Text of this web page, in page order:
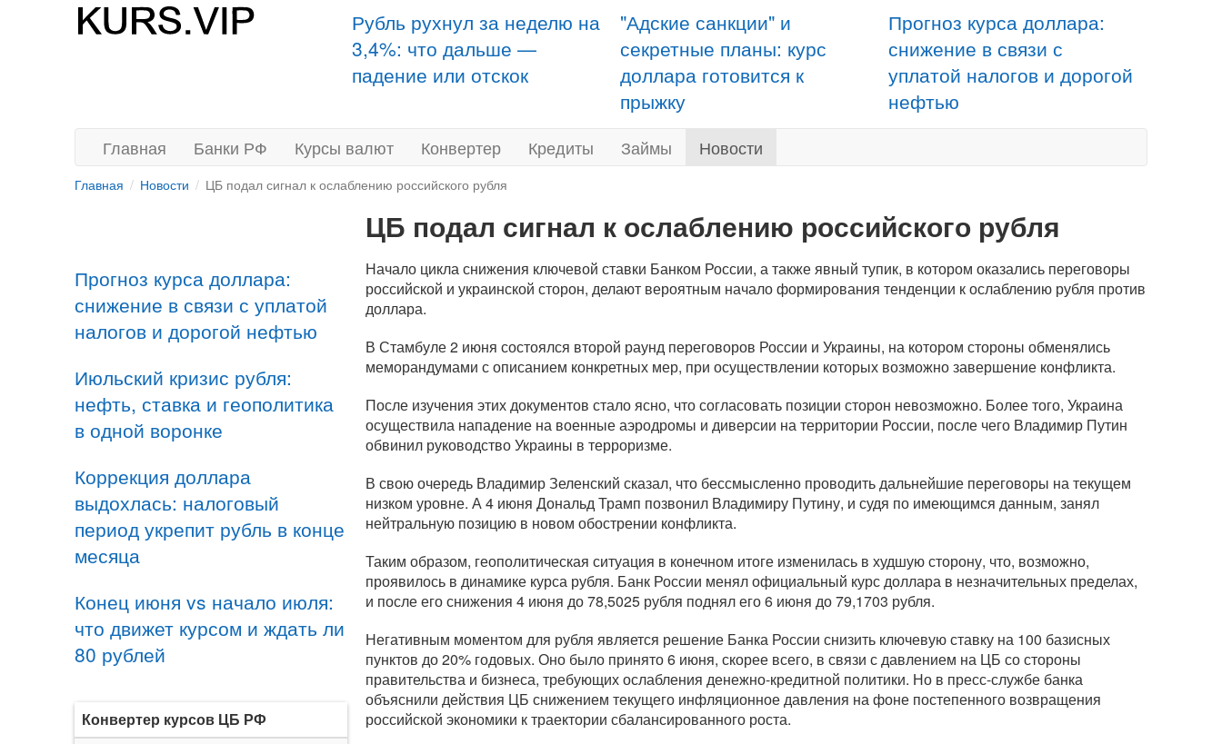
Рубль рухнул за неделю на
3,4%: что дальше —
падение или отскок
"Адские санкции" и
секретные планы: курс
доллара готовится к
прыжку
Прогноз курса доллара:
снижение в связи с
уплатой налогов и дорогой
нефтью
Главная Банки РФ Курсы валют Конвертер Кредиты Займы Новости
Главная Новости ЦБ подал сигнал к ослаблению российского рубля
Прогноз курса доллара:
снижение в связи с уплатой
налогов и дорогой нефтью
Июльский кризис рубля:
нефть, ставка и геополитика
в одной воронке
Коррекция доллара
выдохлась: налоговый
период укрепит рубль в конце
месяца
Конец июня vs начало июля:
что движет курсом и ждать ли
80 рублей
Конвертер курсов ЦБ РФ
ЦБ подал сигнал к ослаблению российского рубля
Начало цикла снижения ключевой ставки Банком России, а также явный тупик, в котором оказались переговоры
российской и украинской сторон, делают вероятным начало формирования тенденции к ослаблению рубля против
доллара.
В Стамбуле 2 июня состоялся второй раунд переговоров России и Украины, на котором стороны обменялись
меморандумами с описанием конкретных мер, при осуществлении которых возможно завершение конфликта.
После изучения этих документов стало ясно, что согласовать позиции сторон невозможно. Более того, Украина
осуществила нападение на военные аэродромы и диверсии на территории России, после чего Владимир Путин
обвинил руководство Украины в терроризме.
В свою очередь Владимир Зеленский сказал, что бессмысленно проводить дальнейшие переговоры на текущем
низком уровне. А 4 июня Дональд Трамп позвонил Владимиру Путину, и судя по имеющимся данным, занял
нейтральную позицию в новом обострении конфликта.
Таким образом, геополитическая ситуация в конечном итоге изменилась в худшую сторону, что, возможно,
проявилось в динамике курса рубля. Банк России менял официальный курс доллара в незначительных пределах,
и после его снижения 4 июня до 78,5025 рубля поднял его 6 июня до 79,1703 рубля.
Негативным моментом для рубля является решение Банка России снизить ключевую ставку на 100 базисных
пунктов до 20% годовых. Оно было принято 6 июня, скорее всего, в связи с давлением на ЦБ со стороны
правительства и бизнеса, требующих ослабления денежно-кредитной политики. Но в пресс-службе банка
объяснили действия ЦБ снижением текущего инфляционное давления на фоне постепенного возвращения
российской экономики к траектории сбалансированного роста.